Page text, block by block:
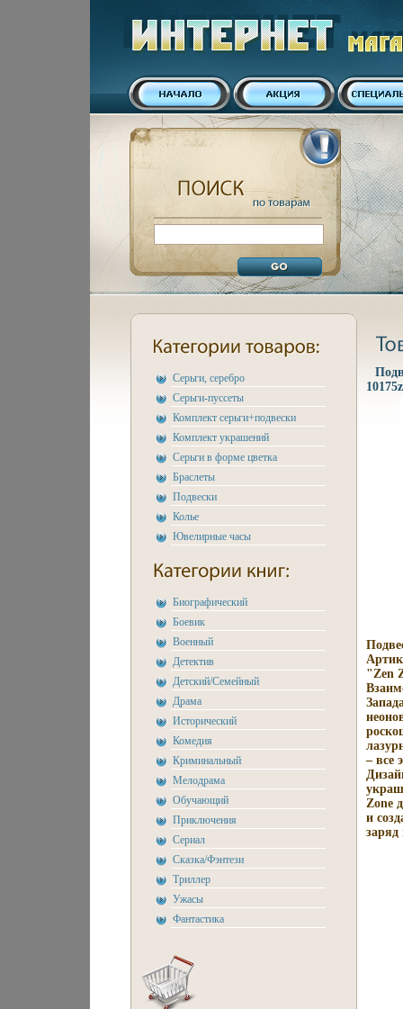
Серьги, серебро
Серьги-пуссеты
Комплект серьги+подвески
Комплект украшений
Серьги в форме цветка
Браслеты
Подвески
Колье
Ювелирные часы
Биографический
Боевик
Военный
Детектив
Детский/Семейный
Драма
Исторический
Комедия
Криминальный
Мелодрама
Обучающий
Приключения
Сериал
Сказка/Фэнтези
Триллер
Ужасы
Фантастика
"Zen
– все
Zone
и
заряд